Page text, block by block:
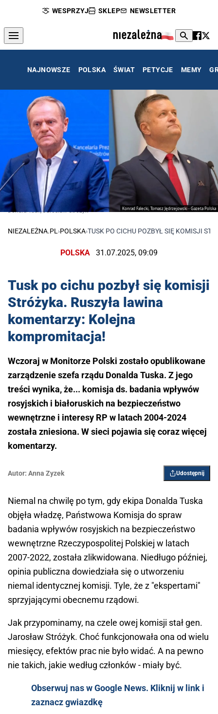
WESPRZYJ SKLEP NEWSLETTER
NAJNOWSZE POLSKA ŚWIAT PETYCJE MEMY
Konrad Falecki, Tomasz Jędrzejowski - Gazeta Polska
Donald Tusk, Jarosław Stróżyk
NIEZALEŻNA.PL ›POLSKA›TUSK PO CICHU POZBYŁ SIĘ KOMISJI
POLSKA 31.07.2025, 09:09
Tusk po cichu pozbył się komisji
Stróżyka. Ruszyła lawina
komentarzy: Kolejna
kompromitacja!
Wczoraj w Monitorze Polski zostało opublikowane
zarządzenie szefa rządu Donalda Tuska. Z jego
treści wynika, że... komisja ds. badania wpływów
rosyjskich i białoruskich na bezpieczeństwo
wewnętrzne i interesy RP w latach 2004-2024
została zniesiona. W sieci pojawia się coraz więcej
komentarzy.
Autor: Anna Zyzek Udostępnij
Niemal na chwilę po tym, gdy ekipa Donalda Tuska
objęła władzę, Państwowa Komisja do spraw
badania wpływów rosyjskich na bezpieczeństwo
wewnętrzne Rzeczypospolitej Polskiej w latach
2007-2022, została zlikwidowana. Niedługo później,
opinia publiczna dowiedziała się o utworzeniu
niemal identycznej komisji. Tyle, że z "ekspertami"
sprzyjającymi obecnemu rządowi.
Jak przypominamy, na czele owej komisji stał gen.
Jarosław Stróżyk. Choć funkcjonowała ona od wielu
miesięcy, efektów prac nie było widać. A na pewno
nie takich, jakie według członków - miały być.
Obserwuj nas w Google News. Kliknij w link i
zaznacz gwiazdkę